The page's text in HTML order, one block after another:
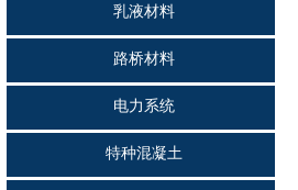
乳液材料
路桥材料
电力系统
特种混凝土